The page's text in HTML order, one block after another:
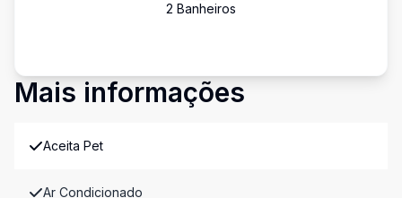
2 Banheiros
Mais informações
Aceita Pet
Ar Condicionado